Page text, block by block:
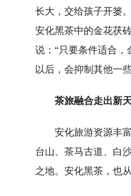
长大，交给孩子开篓
安化黑茶中的金花茯
说：“只要条件适合
以后，会抑制其他一
茶旅融合走出新
安化旅游资源丰
台山、茶马古道、白
之地。安化黑茶，也